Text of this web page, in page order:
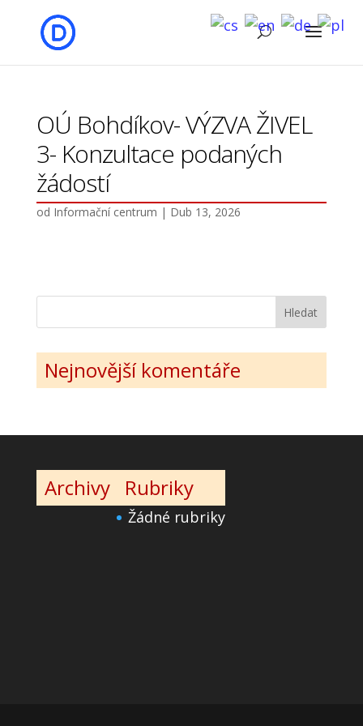
OÚ Bohdíkov- VÝZVA ŽIVEL
3- Konzultace podaných
žádostí
od Informační centrum | Dub 13, 2026
Nejnovější komentáře
Archivy Rubriky
Žádné rubriky